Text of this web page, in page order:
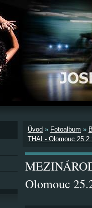
Úvod » Fotoalbum »
THAI - Olomouc
Olomouc